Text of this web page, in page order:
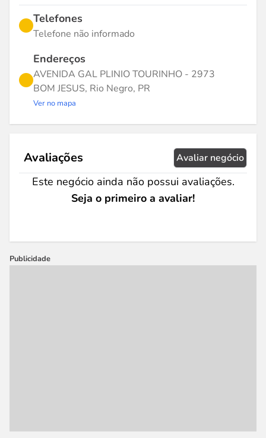
Telefones
Telefone não informado
Endereços
AVENIDA GAL PLINIO TOURINHO - 2973
BOM JESUS, Rio Negro, PR
Ver no mapa
Avaliações Avaliar negócio
Este negócio ainda não possui avaliações.
Seja o primeiro a avaliar!
Publicidade